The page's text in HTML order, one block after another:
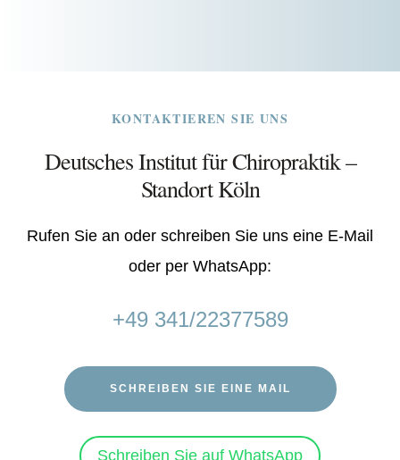
KONTAKTIEREN SIE UNS
Deutsches Institut für Chiropraktik –
Standort Köln
Rufen Sie an oder schreiben Sie uns eine E-Mail
oder per WhatsApp:
+49 341/22377589
SCHREIBEN SIE EINE MAIL
Schreiben Sie auf WhatsApp